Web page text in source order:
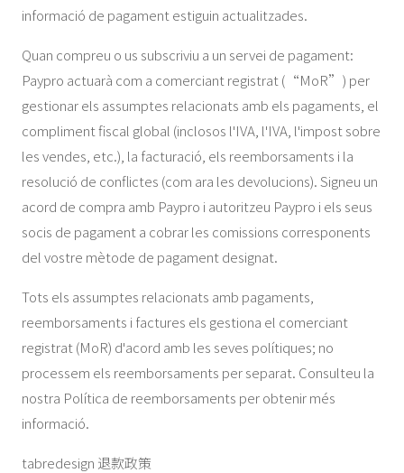
informació de pagament estiguin actualitzades.
Quan compreu o us subscriviu a un servei de pagament:
Paypro actuarà com a comerciant registrat (“MoR”) per
gestionar els assumptes relacionats amb els pagaments, el
compliment fiscal global (inclosos l'IVA, l'IVA, l'impost sobre
les vendes, etc.), la facturació, els reemborsaments i la
resolució de conflictes (com ara les devolucions). Signeu un
acord de compra amb Paypro i autoritzeu Paypro i els seus
socis de pagament a cobrar les comissions corresponents
del vostre mètode de pagament designat.
Tots els assumptes relacionats amb pagaments,
reemborsaments i factures els gestiona el comerciant
registrat (MoR) d'acord amb les seves polítiques; no
processem els reemborsaments per separat. Consulteu la
nostra Política de reemborsaments per obtenir més
informació.
tabredesign 退款政策